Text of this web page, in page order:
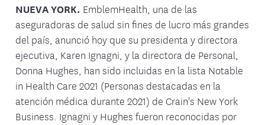
NUEVA YORK. EmblemHealth, una de las
aseguradoras de salud sin fines de lucro más grandes
del país, anunció hoy que su presidenta y directora
ejecutiva, Karen Ignagni, y la directora de Personal,
Donna Hughes, han sido incluidas en la lista Notable
in Health Care 2021 (Personas destacadas en la
atención médica durante 2021) de Crain's New York
Business. Ignagni y Hughes fueron reconocidas por